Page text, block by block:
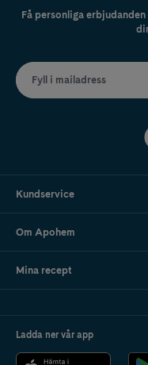
Få personliga
Fyll i mailadress
Kundservice
Om Apohem
Mina recept
Ladda ner vår app